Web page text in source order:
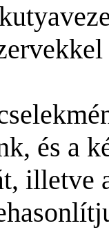
és a
illetve